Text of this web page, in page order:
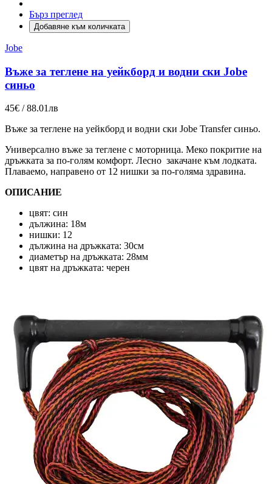
Бърз преглед
Добавяне към количката
Jobe
Въже за теглене на уейкборд и водни ски Jobe
синьо
45€ / 88.01лв
Въже за теглене на уейкборд и водни ски Jobe Transfer синьо.
Универсално въже за теглене с моторница. Меко покритие на
дръжката за по-голям комфорт. Лесно закачане към лодката.
Плаваемо, направено от 12 нишки за по-голяма здравина.
ОПИСАНИЕ
цвят: син
дължина: 18м
нишки: 12
дължина на дръжката: 30см
диаметър на дръжката: 28мм
цвят на дръжката: черен